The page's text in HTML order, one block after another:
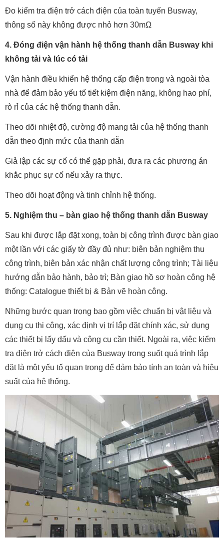
Đo kiểm tra điện trở cách điện của toàn tuyến Busway,
thông số này không được nhỏ hơn 30mΩ
4. Đóng điện vận hành hệ thống thanh dẫn Busway khi
không tải và lúc có tải
Vận hành điều khiển hệ thống cấp điện trong và ngoài tòa
nhà để đảm bảo yếu tố tiết kiệm điện năng, không hao phí,
rò rỉ của các hệ thống thanh dẫn.
Theo dõi nhiệt độ, cường độ mang tải của hệ thống thanh
dẫn theo định mức của thanh dẫn
Giả lập các sự cố có thể gặp phải, đưa ra các phương án
khắc phục sự cố nếu xảy ra thực.
Theo dõi hoạt động và tinh chỉnh hệ thống.
5. Nghiệm thu – bàn giao hệ thống thanh dẫn Busway
Sau khi được lắp đặt xong, toàn bị công trình được bàn giao
một lần với các giấy tờ đầy đủ như: biên bản nghiệm thu
công trình, biên bản xác nhận chất lượng công trình; Tài liệu
hướng dẫn bảo hành, bảo trì; Bàn giao hồ sơ hoàn công hệ
thống: Catalogue thiết bị & Bản vẽ hoàn công.
Những bước quan trọng bao gồm việc chuẩn bị vật liệu và
dụng cụ thi công, xác định vị trí lắp đặt chính xác, sử dụng
các thiết bị lấy dấu và công cụ cần thiết. Ngoài ra, việc kiểm
tra điện trở cách điện của Busway trong suốt quá trình lắp
đặt là một yếu tố quan trọng để đảm bảo tính an toàn và hiệu
suất của hệ thống.